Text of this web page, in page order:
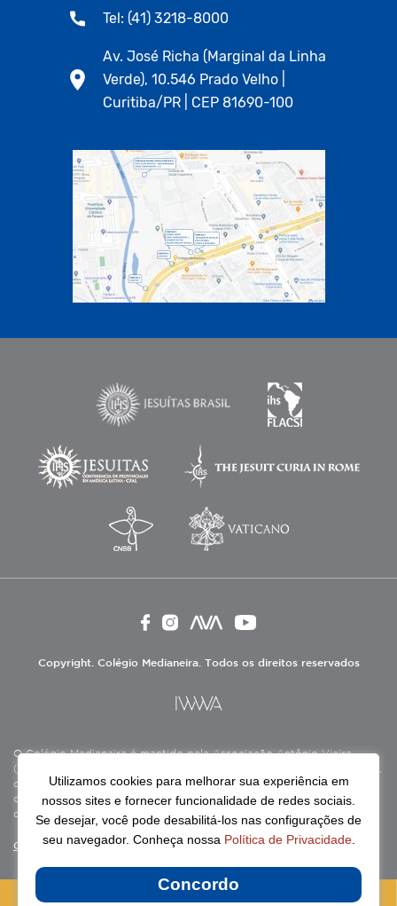
Tel: (41) 3218-8000
Av. José Richa (Marginal da Linha
Verde), 10.546 Prado Velho |
Curitiba/PR | CEP 81690-100
Copyright. Colégio Medianeira. Todos os direitos reservados
O Colégio Medianeira é mantido pela Associação Antônio Vieira
(ASAV), instituição de direito privado sem fins lucrativos, filantrópica,
de natureza educativa, cultural, assistencial e beneficente, certificada
como Entidade Beneficente de Assistência Social (CEBAS), nas áreas
de educação e assistência social.
Continue lendo
Utilizamos cookies para melhorar sua experiência em
nossos sites e fornecer funcionalidade de redes sociais.
Se desejar, você pode desabilitá-los nas configurações de
seu navegador. Conheça nossa Política de Privacidade.
Concordo